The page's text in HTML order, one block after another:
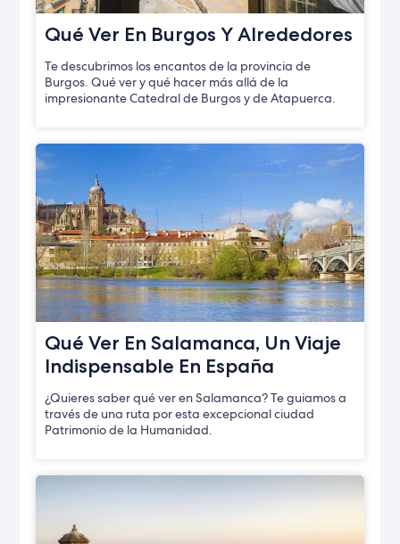
Qué Ver En Burgos Y Alrededores
Te descubrimos los encantos de la provincia de
Burgos. Qué ver y qué hacer más allá de la
impresionante Catedral de Burgos y de Atapuerca.
Qué Ver En Salamanca, Un Viaje
Indispensable En España
¿Quieres saber qué ver en Salamanca? Te guiamos a
través de una ruta por esta excepcional ciudad
Patrimonio de la Humanidad.